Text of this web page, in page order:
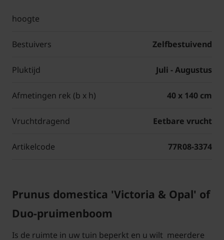
hoogte
Bestuivers Zelfbestuivend
Pluktijd Juli - Augustus
Afmetingen rek (b x h) 40 x 140 cm
Vruchtdragend Eetbare vrucht
Artikelcode 77R08-3374
Prunus domestica 'Victoria & Opal' of
Duo-pruimenboom
Is de ruimte in uw tuin beperkt en u wilt meerdere